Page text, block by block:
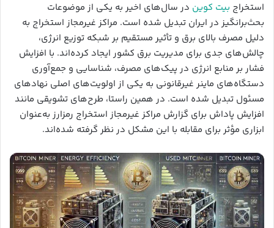
استخراج بیت کوین در سال‌های اخیر به یکی از موضوعات
بحث‌برانگیز در ایران تبدیل شده است. مراکز غیرمجاز استخراج به
دلیل مصرف بالای برق و تأثیر مستقیم بر شبکه توزیع انرژی،
چالش‌های جدی برای مدیریت برق کشور ایجاد کرده‌اند. با افزایش
فشار بر منابع انرژی در پیک‌های مصرف، شناسایی و جمع‌آوری
دستگاه‌های ماینر غیرقانونی به یکی از اولویت‌های اصلی نهادهای
مسئول تبدیل شده است. در همین راستا، طرح‌های تشویقی مانند
افزایش پاداش برای گزارش مراکز غیرمجاز استخراج رمزارز به‌عنوان
ابزاری مؤثر برای مقابله با این مشکل در نظر گرفته شده‌اند.